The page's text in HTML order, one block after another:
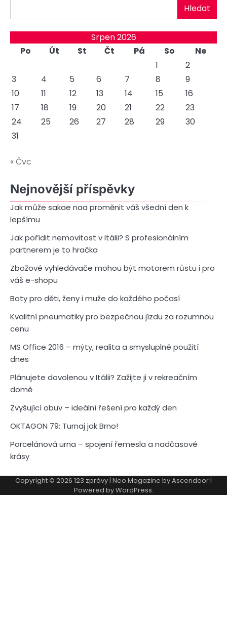
Hledat
Srpen 2026
Po
Út St Čt Pá So
Ne
1
2
3
4 5 6 7 8
9
10
11 12 13 14 15
16
17
18 19 20 21 22
23
24
25 26 27 28 29
30
31
« Čvc
Nejnovější příspěvky
Jak může sakae naa proměnit váš všední den k
lepšímu
Jak pořídit nemovitost v Itálii? S profesionálním
partnerem je to hračka
Zbožové vyhledávače mohou být motorem růstu i pro
váš e-shopu
Boty pro děti, ženy i muže do každého počasí
Kvalitní pneumatiky pro bezpečnou jízdu za rozumnou
cenu
MS Office 2016 – mýty, realita a smysluplné použití
dnes
Plánujete dovolenou v Itálii? Zažijte ji v rekreačním
domě
Zvyšující obuv – ideální řešení pro každý den
OKTAGON 79: Turnaj jak Brno!
Porcelánová urna – spojení řemesla a nadčasové
krásy
Copyright © 2026 123 zprávy| Neo Magazine byAscendoor|
Powered byWordPress.